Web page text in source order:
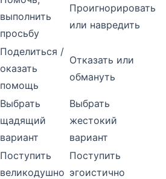
выполнить
просьбу
Проигнорировать
или навредить
Поделиться /
оказать
помощь
Отказать или
обмануть
Выбрать
щадящий
вариант
Выбрать
жестокий
вариант
Поступить
великодушно
Поступить
эгоистично